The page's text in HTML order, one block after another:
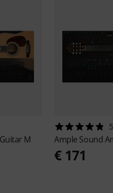
M
5
Ample Sound
€ 171